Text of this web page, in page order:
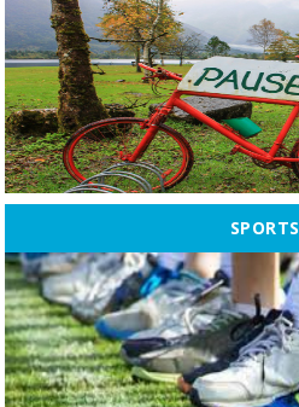
SPORTS